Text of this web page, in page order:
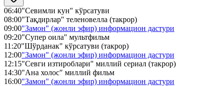
06:40"Севимли кун" кўрсатуви
08:00"Тақдирлар" теленовелла (такрор)
09:00"Замон" (жонли эфир) информацион дастури
09:20"Супер оила" мультфильм
11:20"Шўрданак" кўрсатуви (такрор)
12:00"Замон" (жонли эфир) информацион дастури
12:15"Севги изтироблари" миллий сериал (такрор)
14:30"Ана холос" миллий фильм
16:00"Замон" (жонли эфир) информацион дастури